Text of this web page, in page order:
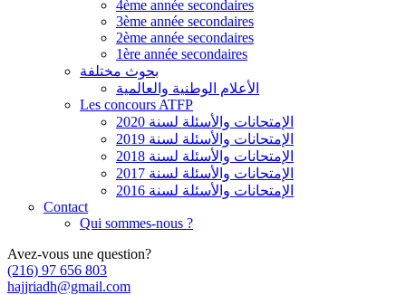
4ème année secondaires
3ème année secondaires
2ème année secondaires
1ère année secondaires
بحوث مختلفة
الأعلام الوطنية والعالمية
Les concours ATFP
الإمتحانات والأسئلة لسنة 2020
الإمتحانات والأسئلة لسنة 2019
الإمتحانات والأسئلة لسنة 2018
الإمتحانات والأسئلة لسنة 2017
الإمتحانات والأسئلة لسنة 2016
Contact
Qui sommes-nous ?
Avez-vous une question?
(216) 97 656 803
hajjriadh@gmail.com